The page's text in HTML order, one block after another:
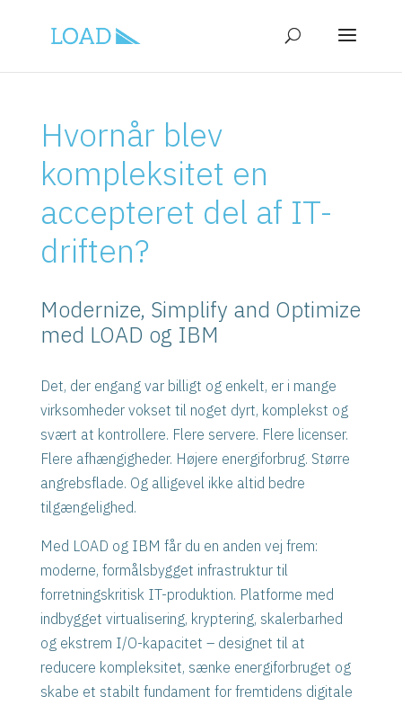
Hvornår blev
kompleksitet en
accepteret del af IT-
driften?
Modernize, Simplify and Optimize
med LOAD og IBM
Det, der engang var billigt og enkelt, er i mange
virksomheder vokset til noget dyrt, komplekst og
svært at kontrollere. Flere servere. Flere licenser.
Flere afhængigheder. Højere energiforbrug. Større
angrebsflade. Og alligevel ikke altid bedre
tilgængelighed.
Med LOAD og IBM får du en anden vej frem:
moderne, formålsbygget infrastruktur til
forretningskritisk IT-produktion. Platforme med
indbygget virtualisering, kryptering, skalerbarhed
og ekstrem I/O-kapacitet – designet til at
reducere kompleksitet, sænke energiforbruget og
skabe et stabilt fundament for fremtidens digitale